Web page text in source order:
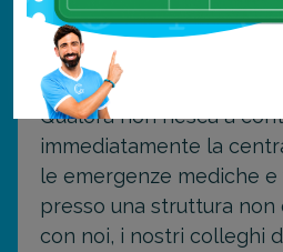
5 - Se non
nell'immediato,
Qualora non riesca a
immediatamente la
le emergenze mediche
presso una struttura non
con noi, i nostri colleghi